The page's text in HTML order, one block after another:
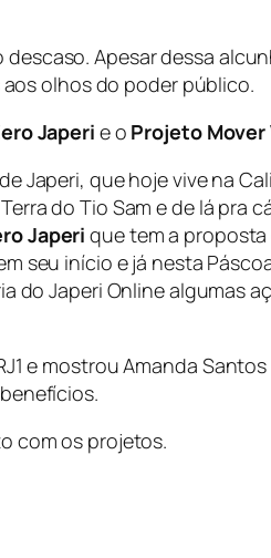
Apesar dessa
olhos do poder público.
Japeri e o Projeto Mover
Japeri, que hoje vive na
do Tio Sam e de lá pra
Japeri que tem a
seu início e já nesta
do Japeri Online algumas
e mostrou Amanda
com os projetos.